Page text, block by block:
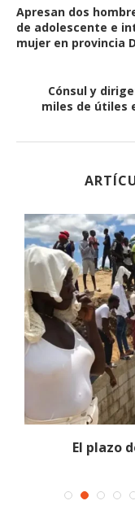
Apresan dos
de adolescente e
mujer en provincia
Cónsul y
miles de útiles
El plazo